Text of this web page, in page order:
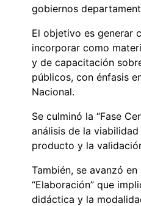
gobiernos
El objetivo es generar
incorporar como
y de capacitación
públicos, con énfasis
Nacional.
Se culminó la “Fase
análisis de la
producto y la
También, se avanzó
“Elaboración” que
didáctica y la